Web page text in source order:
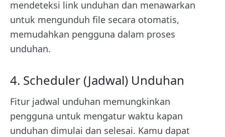
mendeteksi link unduhan dan menawarkan
untuk mengunduh file secara otomatis,
memudahkan pengguna dalam proses
unduhan.
4. Scheduler (Jadwal) Unduhan
Fitur jadwal unduhan memungkinkan
pengguna untuk mengatur waktu kapan
unduhan dimulai dan selesai. Kamu dapat